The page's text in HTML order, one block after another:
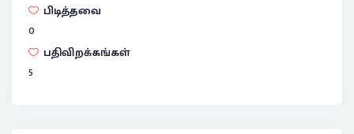
பிடித்தவை
0
பதிவிறக்கங்கள்
5